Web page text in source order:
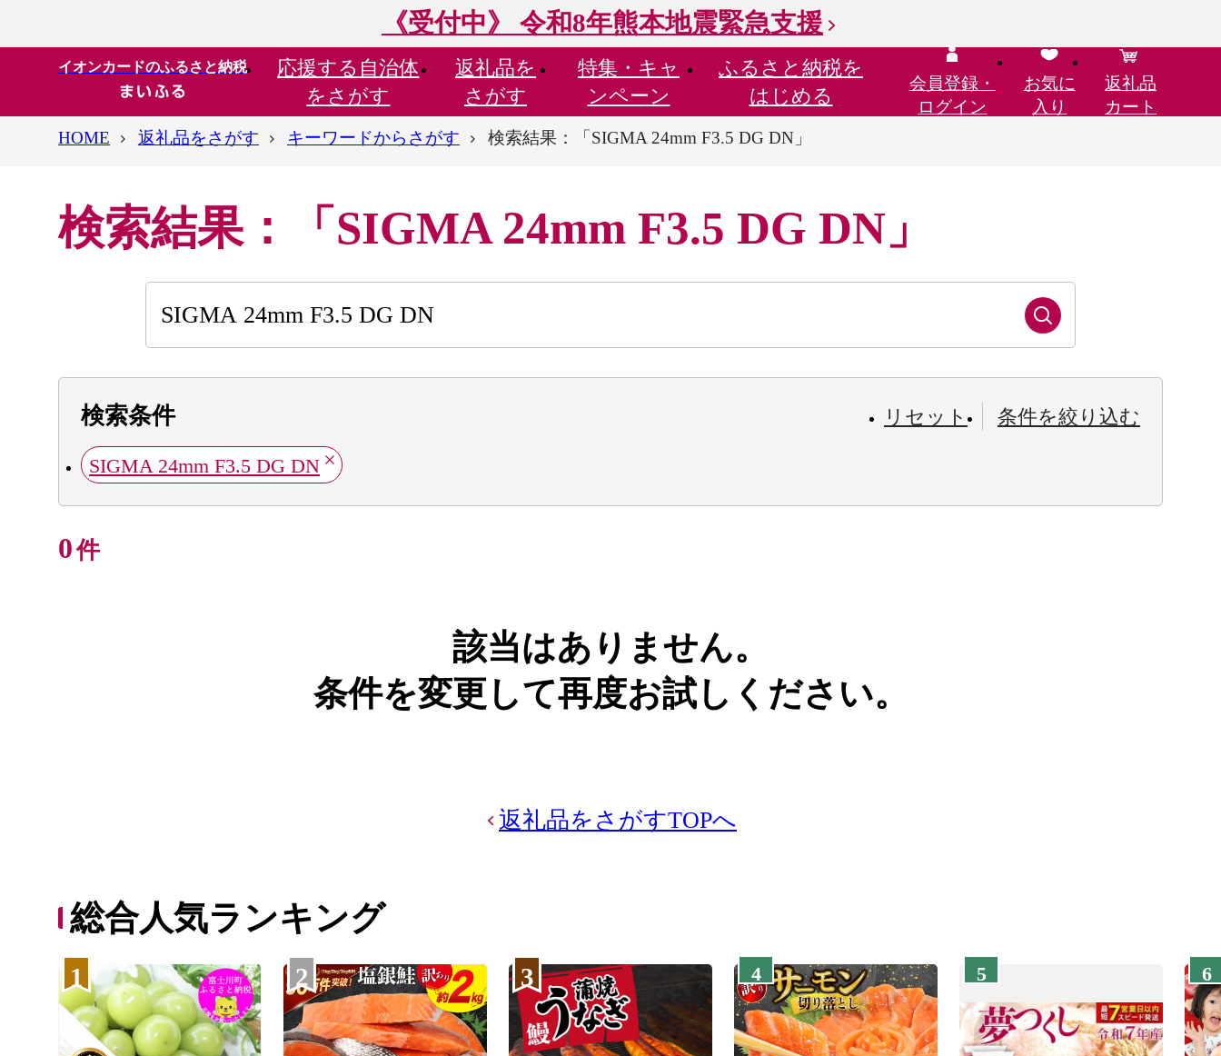
《受付中》 令和8年熊本地震緊急支援
イオンカードのふるさと納税 応援する 自治体
をさがす
返礼品を
さがす
特集・ キャ
ンペーン
ふるさと納税を
はじめる
会員登録・
ログイン
お気に
入り
返礼品
カート
HOME
返礼品をさがす キーワードからさがす 検索結果：「SIGMA 24mm F3.5 DG DN」
検索結果：「SIGMA 24mm F3.5 DG DN」
検索条件 リセット 条件を絞り込む
SIGMA 24mm F3.5 DG DN
0件
該当はありません。
条件を変更して再度お試しください。
返礼品をさがすTOPへ
総合人気ランキング
1 2 3 4 5 6